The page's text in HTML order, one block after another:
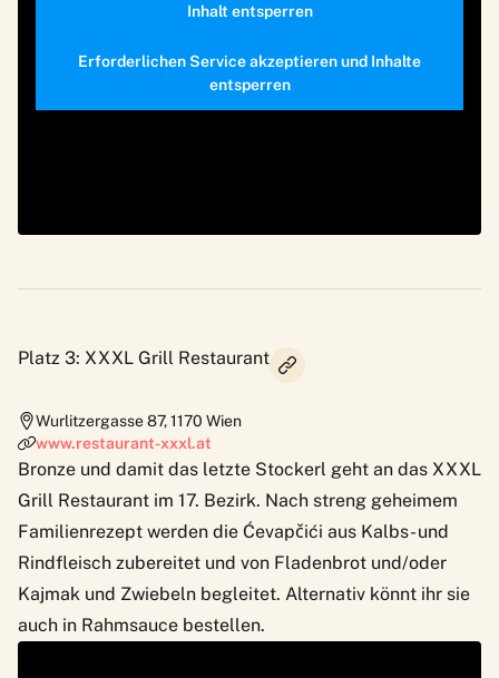
Inhalt entsperren
Erforderlichen Service akzeptieren und Inhalte
entsperren
Platz 3: XXXL Grill Restaurant
Wurlitzergasse 87,1170 Wien
www.restaurant-xxxl.at
Bronze und damit das letzte Stockerl geht an das XXXL
Grill Restaurant im 17. Bezirk. Nach streng geheimem
Familienrezept werden die Ćevapčići aus Kalbs- und
Rindfleisch zubereitet und von Fladenbrot und/oder
Kajmak und Zwiebeln begleitet. Alternativ könnt ihr sie
auch in Rahmsauce bestellen.